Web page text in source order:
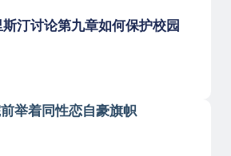
汀讨论第九章如何保护校园